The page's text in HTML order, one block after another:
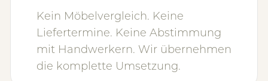
Kein Möbelvergleich. Keine
Liefertermine. Keine Abstimmung
mit Handwerkern. Wir übernehmen
die komplette Umsetzung.